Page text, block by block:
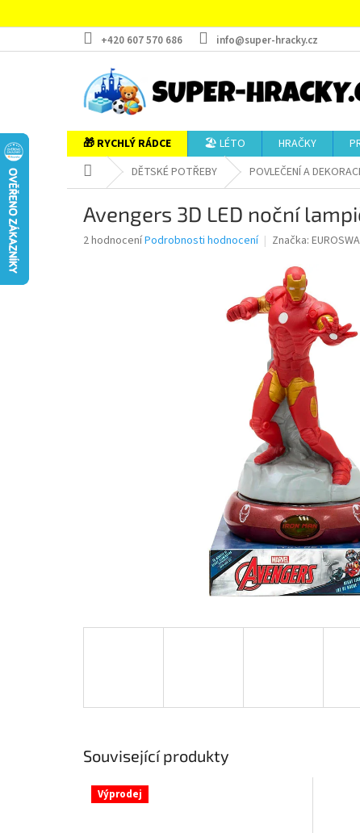
+420 607 570 686 info@super-hracky.cz
🎁 RYCHLÝ RÁDCE 🏖️ LÉTO HRAČKY
Domů DĚTSKÉ POTŘEBY POVLEČENÍ A
Avengers 3D LED noční
Průměrné
2 hodnoceníPodrobnosti hodnocení Značka:
Související produkty
Výprodej